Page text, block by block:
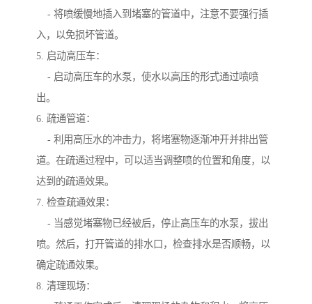
- 将喷缓慢地插入到堵塞的管道中，注意不要强行插
入，以免损坏管道。
5. 启动高压车：
- 启动高压车的水泵，使水以高压的形式通过喷喷
出。
6. 疏通管道：
- 利用高压水的冲击力，将堵塞物逐渐冲开并排出管
道。在疏通过程中，可以适当调整喷的位置和角度，以
达到的疏通效果。
7. 检查疏通效果：
- 当感觉堵塞物已经被后，停止高压车的水泵，拔出
喷。然后，打开管道的排水口，检查排水是否顺畅，以
确定疏通效果。
8. 清理现场：